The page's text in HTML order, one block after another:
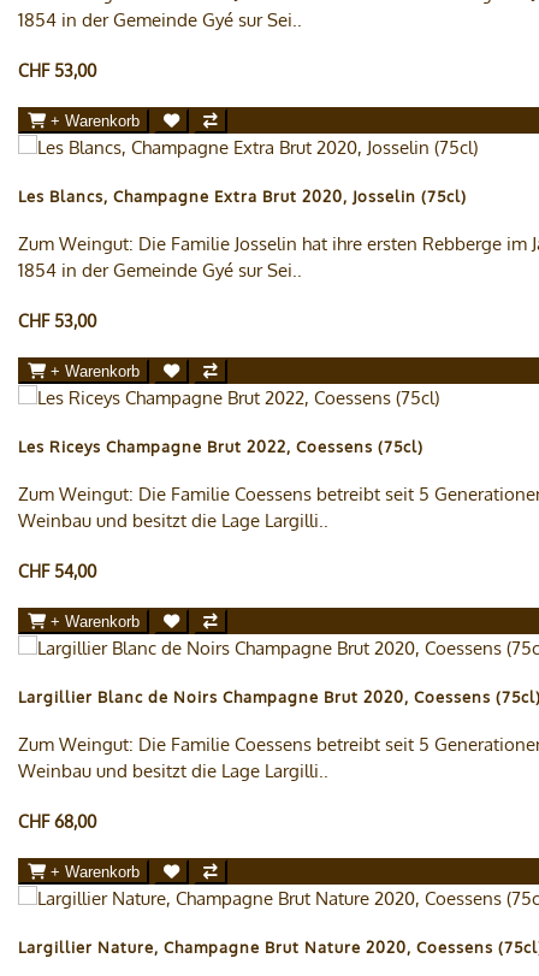
1854 in der Gemeinde Gyé sur Sei..
CHF 53,00
+ Warenkorb
Les Blancs, Champagne Extra Brut 2020, Josselin (75cl)
Zum Weingut: Die Familie Josselin hat ihre ersten Rebberge im
1854 in der Gemeinde Gyé sur Sei..
CHF 53,00
+ Warenkorb
Les Riceys Champagne Brut 2022, Coessens (75cl)
Zum Weingut: Die Familie Coessens betreibt seit 5
Weinbau und besitzt die Lage Largilli..
CHF 54,00
+ Warenkorb
Largillier Blanc de Noirs Champagne Brut 2020, Coessens
Zum Weingut: Die Familie Coessens betreibt seit 5
Weinbau und besitzt die Lage Largilli..
CHF 68,00
+ Warenkorb
Largillier Nature, Champagne Brut Nature 2020, Coessens